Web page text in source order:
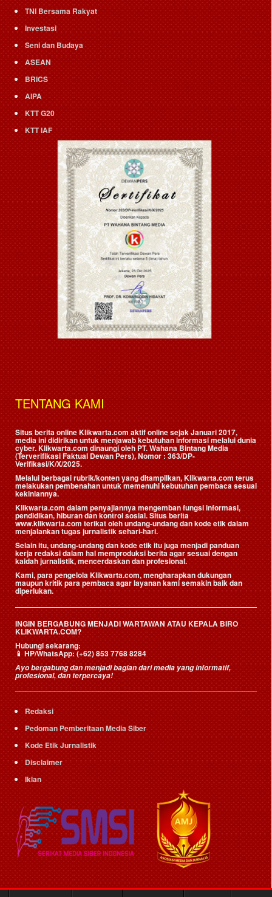
TNI Bersama Rakyat
Investasi
Seni dan Budaya
ASEAN
BRICS
AIPA
KTT G20
KTT IAF
TENTANG KAMI
Situs berita online Klikwarta.com aktif online sejak Januari 2017,
media ini didirikan untuk menjawab kebutuhan informasi melalui dunia
cyber. Klikwarta.com dinaungi oleh PT. Wahana Bintang Media
(Terverifikasi Faktual Dewan Pers), Nomor : 363/DP-
Verifikasi/K/X/2025.
Melalui berbagai rubrik/konten yang ditampilkan, Klikwarta.com terus
melakukan pembenahan untuk memenuhi kebutuhan pembaca sesuai
kekiniannya.
Klikwarta.com dalam penyajiannya mengemban fungsi informasi,
pendidikan, hiburan dan kontrol sosial. Situs berita
www.klikwarta.com terikat oleh undang-undang dan kode etik dalam
menjalankan tugas jurnalistik sehari-hari.
Selain itu, undang-undang dan kode etik itu juga menjadi panduan
kerja redaksi dalam hal memproduksi berita agar sesuai dengan
kaidah jurnalistik, mencerdaskan dan profesional.
Kami, para pengelola Klikwarta.com, mengharapkan dukungan
maupun kritik para pembaca agar layanan kami semakin baik dan
diperlukan.
INGIN BERGABUNG MENJADI WARTAWAN ATAU KEPALA BIRO
KLIKWARTA.COM?
Hubungi sekarang:
📱HP/WhatsApp:(+62) 853 7768 8284
Ayo bergabung dan menjadi bagian dari media yang informatif,
profesional, dan terpercaya!
Redaksi
Pedoman Pemberitaan Media Siber
Kode Etik Jurnalistik
Disclaimer
Iklan